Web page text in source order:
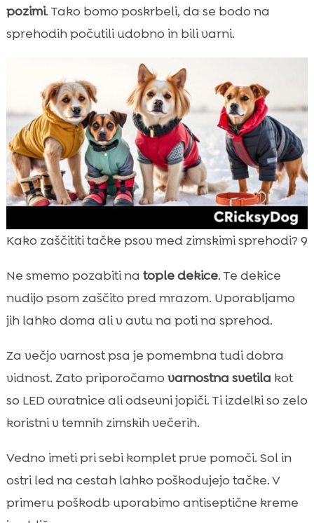
pozimi. Tako bomo poskrbeli, da se bodo na
sprehodih počutili udobno in bili varni.
Kako zaščititi tačke psov med zimskimi sprehodi? 9
Ne smemo pozabiti na tople dekice. Te dekice
nudijo psom zaščito pred mrazom. Uporabljamo
jih lahko doma ali v avtu na poti na sprehod.
Za večjo varnost psa je pomembna tudi dobra
vidnost. Zato priporočamo varnostna svetila kot
so LED ovratnice ali odsevni jopiči. Ti izdelki so zelo
koristni v temnih zimskih večerih.
Vedno imeti pri sebi komplet prve pomoči. Sol in
ostri led na cestah lahko poškodujejo tačke. V
primeru poškodb uporabimo antiseptične kreme